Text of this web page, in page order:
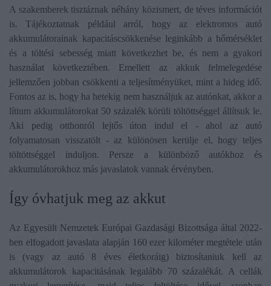
A szakemberek tisztáznak néhány közismert, de téves információt
is. Tájékoztatnak például arról, hogy az elektromos autó
akkumulátorainak kapacitáscsökkenése leginkább a hőmérséklet
és a töltési sebesség miatt következhet be, és nem a gyakori
használat következtében. Emellett az akkuk felmelegedése
jellemzően jobban csökkenti a teljesítményüket, mint a hideg idő.
Fontos az is, hogy ha hetekig nem használjuk az autónkat, akkor a
lítium akkumulátorokat 50 százalék körüli töltöttséggel állítsuk le.
Aki pedig otthonról lejtős úton indul el - ahol az autó
folyamatosan visszatölt - az különösen kerülje el, hogy teljes
töltöttséggel induljon. Persze a különböző autókhoz és
akkumulátorokhoz más javaslatok vannak érvényben.
Így óvhatjuk meg az akkut
Az Egyesült Nemzetek Európai Gazdasági Bizottsága által 2022-
ben elfogadott javaslata alapján 160 ezer kilométer megtétele után
is (vagy az autó 8 éves életkoráig) biztosítaniuk kell az
akkumulátorok kapacitásának legalább 70 százalékát. A cellák